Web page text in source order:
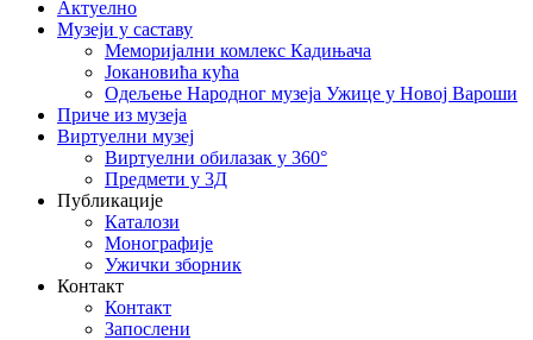
Актуелно
Музеји у саставу
Меморијални комлекс Кадињача
Јокановића кућа
Oдељење Народног музеја Ужице у Новој Вароши
Приче из музеја
Виртуелни музеј
Виртуелни обилазак у 360°
Предмети у 3Д
Публикације
Каталози
Монографије
Ужички зборник
Контакт
Контакт
Запослени